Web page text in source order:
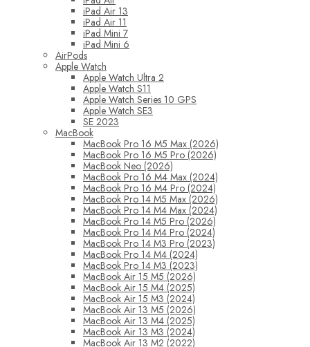
iPad Air 13
iPad Air 11
iPad Mini 7
iPad Mini 6
AirPods
Apple Watch
Apple Watch Ultra 2
Apple Watch S11
Apple Watch Series 10 GPS
Apple Watch SE3
SE 2023
MacBook
MacBook Pro 16 M5 Max (2026)
MacBook Pro 16 M5 Pro (2026)
MacBook Neo (2026)
MacBook Pro 16 M4 Max (2024)
MacBook Pro 16 M4 Pro (2024)
MacBook Pro 14 M5 Max (2026)
MacBook Pro 14 M4 Max (2024)
MacBook Pro 14 M5 Pro (2026)
MacBook Pro 14 M4 Pro (2024)
MacBook Pro 14 M3 Pro (2023)
MacBook Pro 14 M4 (2024)
MacBook Pro 14 M3 (2023)
MacBook Air 15 M5 (2026)
MacBook Air 15 M4 (2025)
MacBook Air 15 M3 (2024)
MacBook Air 13 M5 (2026)
MacBook Air 13 M4 (2025)
MacBook Air 13 M3 (2024)
MacBook Air 13 M2 (2022)